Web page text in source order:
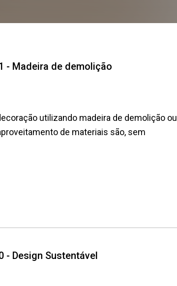
- Madeira de demolição
utilizando madeira de demolição ou
de materiais são, sem
- Design Sustentável